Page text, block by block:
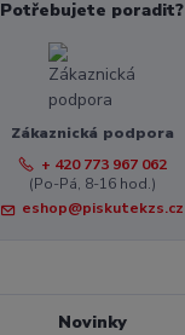
Potřebujete poradit?
Zákaznická podpora
+ 420 773 967 062
(Po-Pá, 8-16 hod.)
eshop@piskutekzs.cz
Novinky